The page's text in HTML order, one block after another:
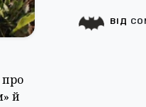
про
й
ВІД